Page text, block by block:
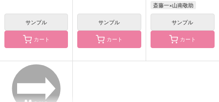
ORPHOSIS
ヤクやしろ
880
ジェームズ・モリアーテ
ジンシテイ
サンプル
カート
サンプル
カート
斎藤一×山南敬助
サンプル
カート